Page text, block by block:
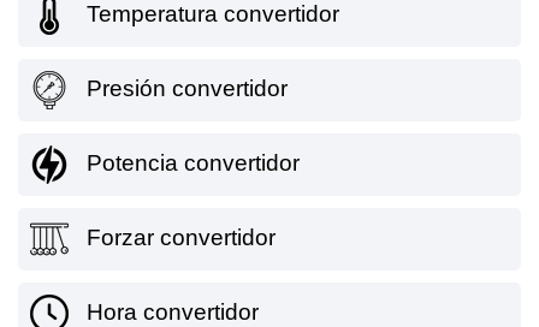
Temperatura convertidor
Presión convertidor
Potencia convertidor
Forzar convertidor
Hora convertidor